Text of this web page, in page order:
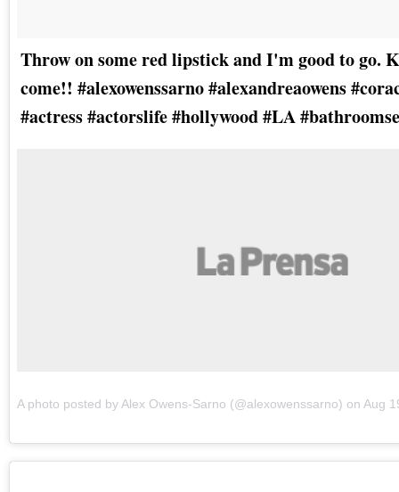
Throw on some red lipstick and I'm good to go.
come!! #alexowenssarno #alexandreaowens
#actress #actorslife #hollywood #LA
A photo posted by Alex Owens-Sarno (@alexowenssarno) on Aug